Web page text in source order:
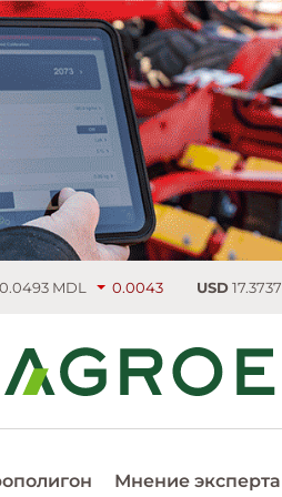
0.0043 USD17.3737 MDL 0.0045
Мнение эксперта